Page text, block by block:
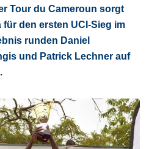
Tour du Cameroun sorgt
den ersten UCI-Sieg im
runden Daniel
und Patrick Lechner auf